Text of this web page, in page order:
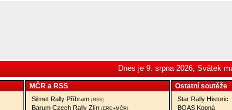
Dnes je 9. srpna 2026, Svátek
MČR a RSS
Silmet Rally Příbram (RSS)
Barum Czech Rally Zlín (ERC+MČR)
Ostatní­ soutěže
Star Rally Historic
BOAS Kopná